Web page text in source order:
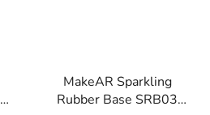
MakeAR Sparkling
Rubber Base SRB03